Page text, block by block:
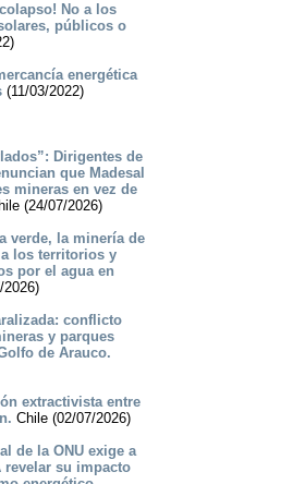
No a los
públicos o
energética
(11/03/2022)
Dirigentes de
que Madesal
mineras en vez de
(24/07/2026)
verde, la minería de
los territorios y
por el agua en
2026)
conflicto
y parques
de Arauco.
extractivista entre
Chile (02/07/2026)
de la ONU exige a
revelar su impacto